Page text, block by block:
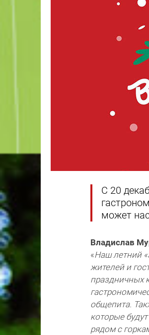
С 20
может
Владислав
«Наш летний
жителей и
праздничных
общепита.
которые
рядом с